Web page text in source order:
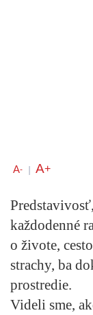
A- A+
každodenné
o živote,
strachy, ba
prostredie.
Videli sme,